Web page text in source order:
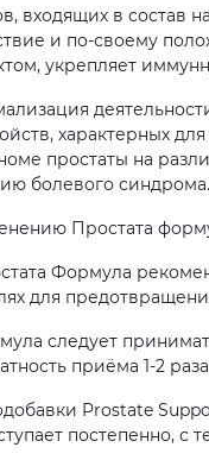
входящих в состав
и по-своему
укрепляет
характерных
простаты на
болевого синдрома.
Простата
Формула
для
следует
приёма 1-2
Prostate
постепенно,